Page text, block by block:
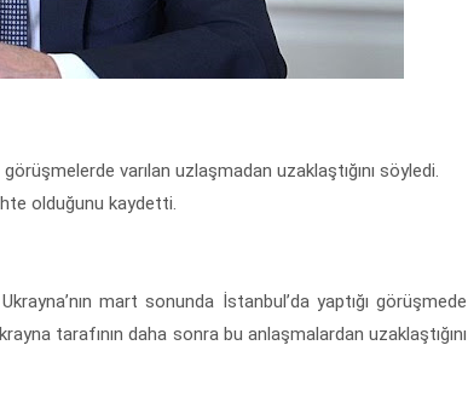
varılan uzlaşmadan uzaklaştığını söyledi.
olduğunu kaydetti.
mart sonunda İstanbul’da yaptığı görüşmede
tarafının daha sonra bu anlaşmalardan uzaklaştığını